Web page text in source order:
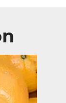
nous
en profiter,
de la peau
Il est le
un
Elle va